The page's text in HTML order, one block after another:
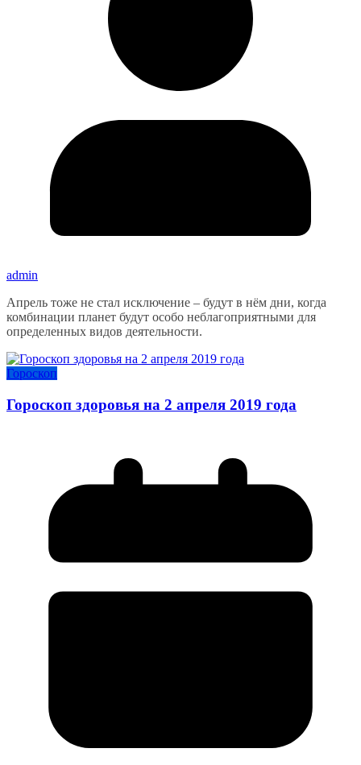
admin
Апрель тоже не стал исключение – будут в нём дни, когда
комбинации планет будут особо неблагоприятными для
определенных видов деятельности.
Гороскоп
Гороскоп здоровья на 2 апреля 2019 года